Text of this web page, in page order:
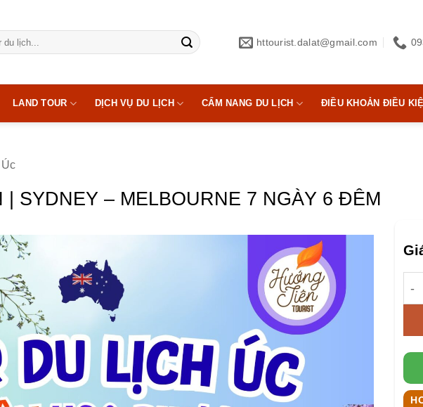
httourist.dalat@gmail.com
LAND TOUR DỊCH VỤ DU LỊCH CẨM NANG DU LỊCH ĐIỀU KHOẢN ĐIỀU
Úc
| SYDNEY – MELBOURNE 7 NGÀY 6 ĐÊM